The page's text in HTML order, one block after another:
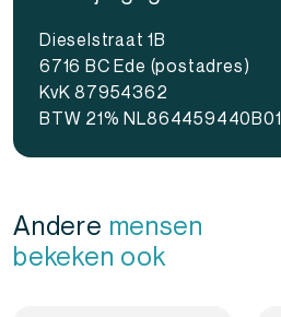
Dieselstraat 1B
6716 BC Ede (postadres)
KvK 87954362
BTW 21% NL864459440B01
Andere mensen
bekeken ook